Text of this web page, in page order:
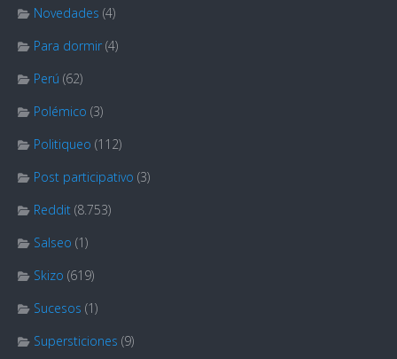
Novedades (4)
Para dormir (4)
Perú (62)
Polémico (3)
Politiqueo (112)
Post participativo (3)
Reddit (8.753)
Salseo (1)
Skizo (619)
Sucesos (1)
Supersticiones (9)